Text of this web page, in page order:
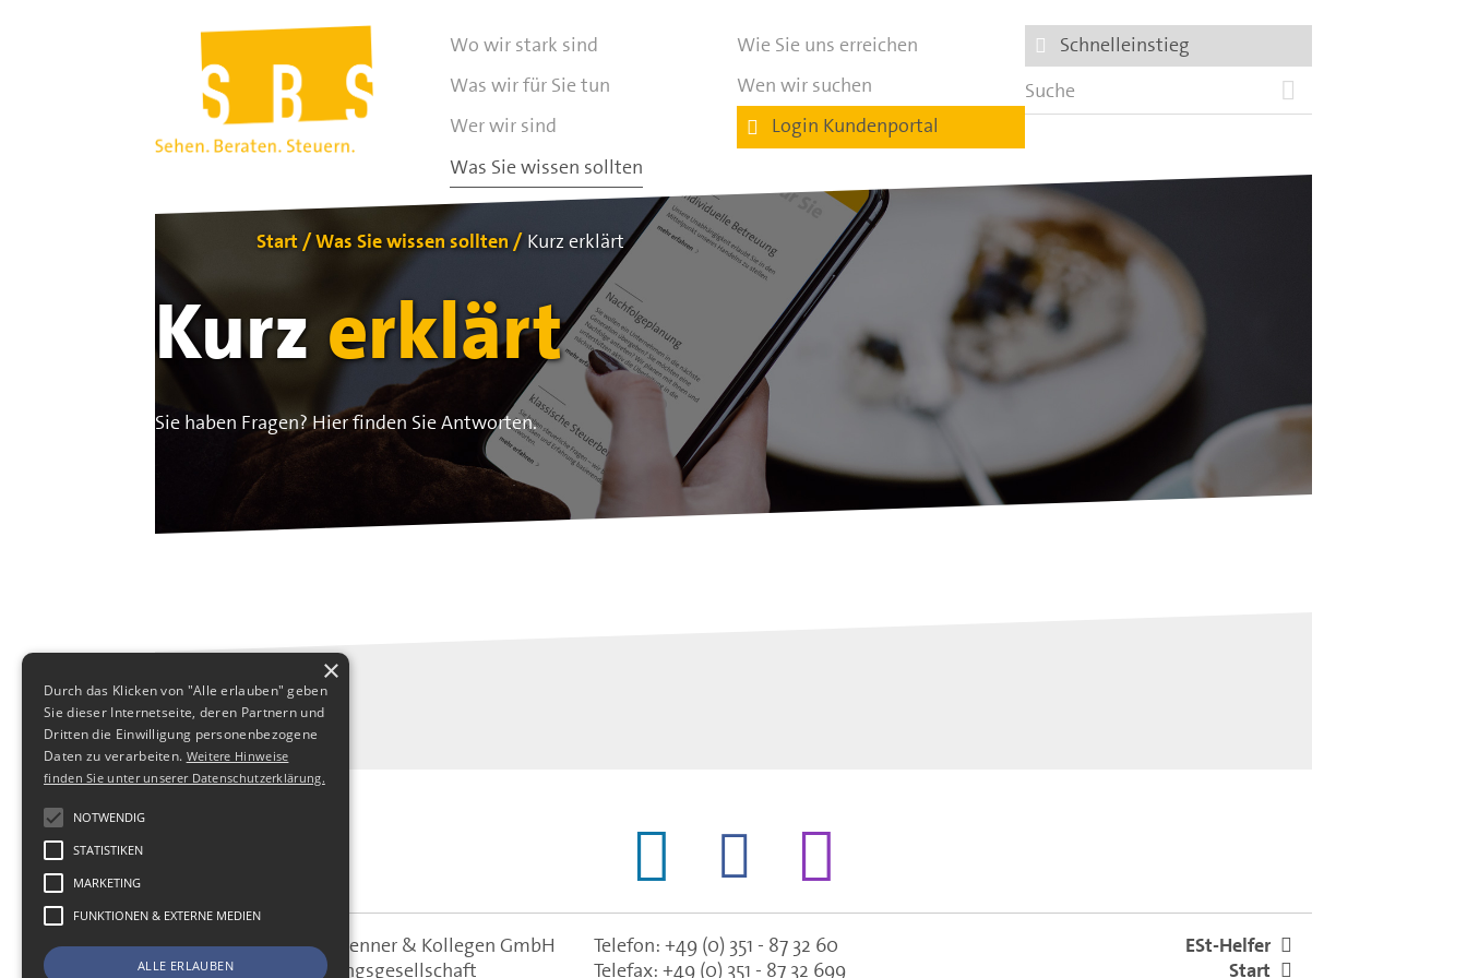
Wo wir stark sind
Was wir für Sie tun
Wer wir sind
Was Sie wissen sollten
Wie Sie uns erreichen
Wen wir suchen
Login Kundenportal
Schnelleinstieg
Start Was Sie wissen sollten Kurz erklärt
Kurz erklärt
Sie haben Fragen? Hier finden Sie Antworten.
SBS
SBS Richter, Trenner & Kollegen GmbH
Steuerberatungsgesellschaft
Telefon: +49 (0) 351 - 87 32 60
Telefax: +49 (0) 351 - 87 32 699
ESt-Helfer
Start
×
Durch das Klicken von "Alle erlauben" geben
Sie dieser Internetseite, deren Partnern und
Dritten die Einwilligung personenbezogene
Daten zu verarbeiten. Weitere Hinweise
finden Sie unter unserer Datenschutzerklärung.
NOTWENDIG
STATISTIKEN
MARKETING
FUNKTIONEN & EXTERNE MEDIEN
ALLE ERLAUBEN